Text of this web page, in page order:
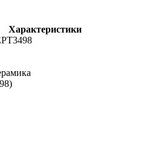
Характеристики